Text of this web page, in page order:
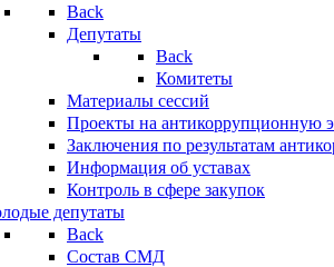
Back
Депутаты
Back
Комитеты
Материалы сессий
Проекты на антикоррупционную
Заключения по результатам
Информация об уставах
Контроль в сфере закупок
депутаты
Back
Состав СМД